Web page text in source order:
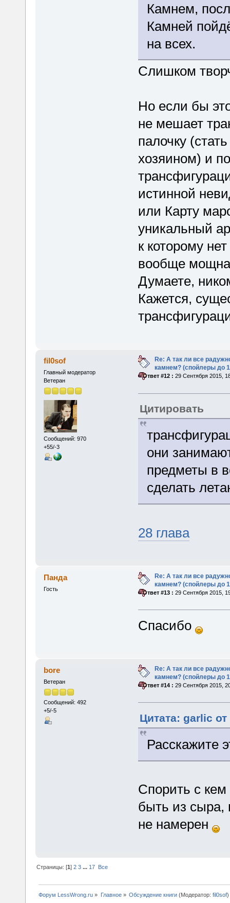
Камнем,
Камней
на всех.
Слишком
Но если бы
не мешает
палочку
хозяином) и
истинной
или Карту
уникальный
к которому
вообще
Думаете,
Кажется,
fil0sof
Главный модератор
Ветеран
Сообщений: 970
+55/-3
Re: А так ли все
камнем? (спойлеры до
«Ответ #12 : 29 Сентября 2015,
Цитировать
они
предметы в
сделать
28 глава
Панда
Гость
Re: А так ли все
камнем? (спойлеры до
«Ответ #13 : 29 Сентября 2015,
Спасибо
bore
Ветеран
Сообщений: 492
+5/-5
Re: А так ли все
камнем? (спойлеры до
«Ответ #14 : 29 Сентября 2015,
Цитата: garlic
Расскажите
Спорить с кем
быть из сыра,
не намерен
Страницы: [1]2 3 ... 17 Все
Форум LessWrong.ru » Главное» Обсуждение книги(Модератор: fil0sof)